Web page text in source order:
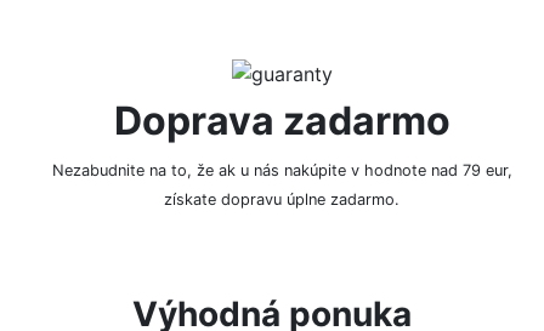
Doprava zadarmo
Nezabudnite na to, že ak u nás nakúpite v hodnote nad 79 eur,
získate dopravu úplne zadarmo.
Výhodná ponuka